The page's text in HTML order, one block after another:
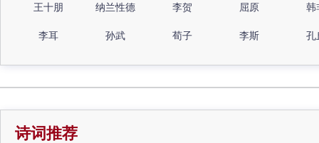
王十朋 纳兰性德 李贺 屈原 韩
李耳 孙武 荀子 李斯 孔
诗词推荐